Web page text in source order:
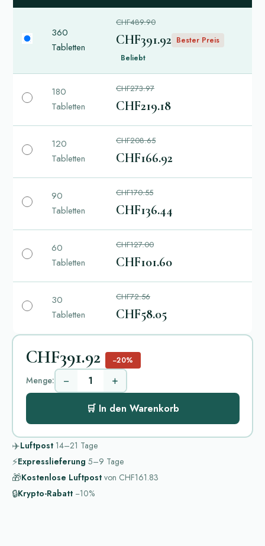
360
Tabletten
CHF489.90
CHF391.92 Bester Preis
Beliebt
180
Tabletten
CHF273.97
CHF219.18
120
Tabletten
CHF208.65
CHF166.92
90
Tabletten
CHF170.55
CHF136.44
60
Tabletten
CHF127.00
CHF101.60
30
Tabletten
CHF72.56
CHF58.05
CHF391.92 −20%
Menge: − +
🛒 In den Warenkorb
✈️Luftpost 14–21 Tage
⚡Expresslieferung 5–9 Tage
🎁Kostenlose Luftpost von CHF161.83
🔒Krypto-Rabatt −10%